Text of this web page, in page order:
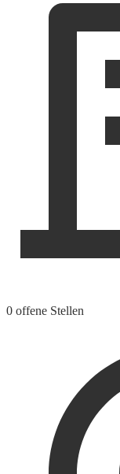
0 offene Stellen